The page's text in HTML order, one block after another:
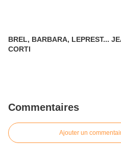
BREL, BARBARA, LEPREST...
CORTI
Commentaires
Ajouter un